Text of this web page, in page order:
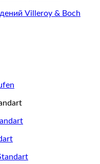
Villeroy & Boch